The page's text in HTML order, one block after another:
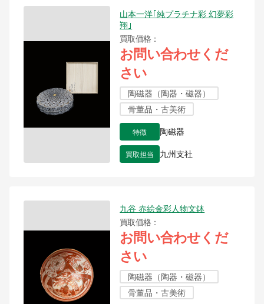
山本一洋｢純プラチナ彩 幻夢彩
翔｣
買取価格
お問い合わせくだ
さい
陶磁器（陶器・磁器）
骨董品・古美術
特徴 陶磁器
買取担当 九州支社
九谷 赤絵金彩人物文鉢
買取価格
お問い合わせくだ
さい
陶磁器（陶器・磁器）
骨董品・古美術